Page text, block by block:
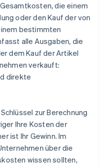
die einem
oder den Kauf der von
bestimmten
alle Ausgaben, die
dem Kauf der Artikel
verkauft:
direkte
zur Berechnung
Ihre Kosten der
ist Ihr Gewinn. Im
über die
wissen sollten,